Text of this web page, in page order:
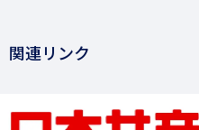
関連リンク